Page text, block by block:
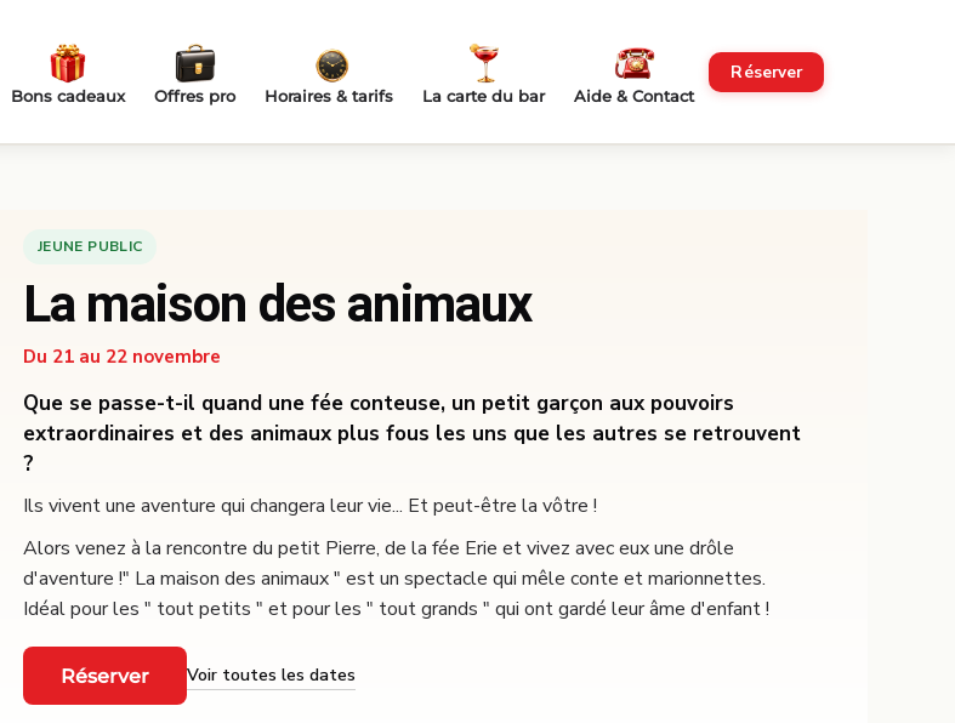
Bons cadeaux Offres pro Horaires & tarifs La carte du bar Aide & Contact
Réserver
JEUNE PUBLIC
La maison des animaux
Du 21 au 22 novembre
Que se passe-t-il quand une fée conteuse, un petit garçon aux pouvoirs
extraordinaires et des animaux plus fous les uns que les autres se retrouvent
?
Ils vivent une aventure qui changera leur vie... Et peut-être la vôtre !
Alors venez à la rencontre du petit Pierre, de la fée Erie et vivez avec eux une drôle
d'aventure !" La maison des animaux " est un spectacle qui mêle conte et marionnettes.
Idéal pour les " tout petits " et pour les " tout grands " qui ont gardé leur âme d'enfant !
Réserver
·
Voir toutes les dates